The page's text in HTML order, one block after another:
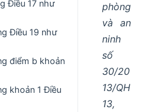
Điều 17 như
Điều 19 như
điểm b khoản
khoản 1 Điều
phòng
và an
ninh
số
30/20
13/QH
13,